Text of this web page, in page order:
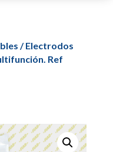
/Electrodos
Ref